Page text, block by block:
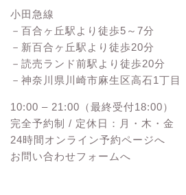
小田急線
－百合ヶ丘駅より徒歩5～7分
－新百合ヶ丘駅より徒歩20分
－読売ランド前駅より徒歩20分
－神奈川県川崎市麻生区高石1丁目
10:00 – 21:00（最終受付18:00）
完全予約制 / 定休日：月・木・金
24時間オンライン予約ページへ
お問い合わせフォームへ